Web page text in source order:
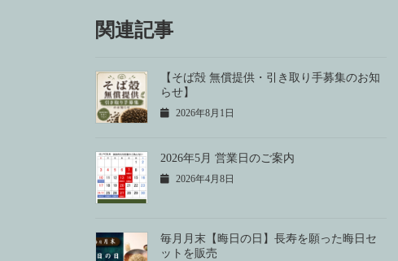
関連記事
【そば殻 無償提供・引き取り手募集のお知
らせ】
2026年8月1日
2026年5月 営業日のご案内
2026年4月8日
毎月月末【晦日の日】長寿を願った晦日セ
ットを販売